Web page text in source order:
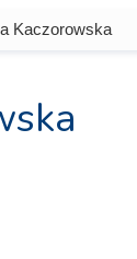
Kaczorowska